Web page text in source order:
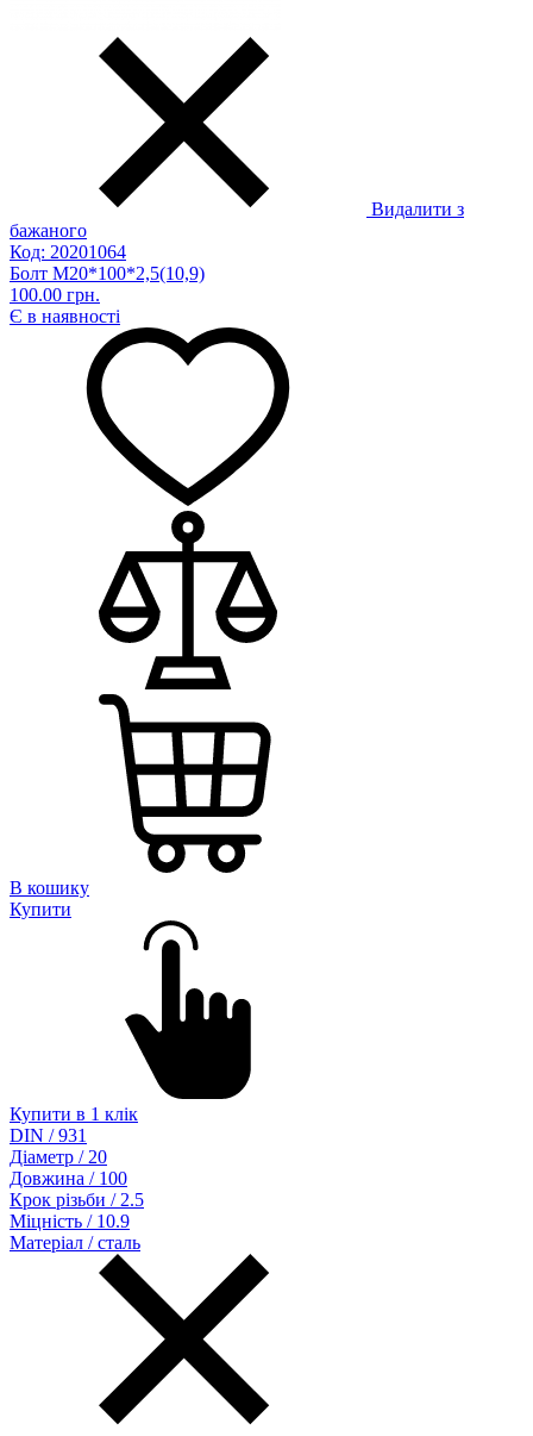
Видалити з
бажаного
Код: 20201064
Болт М20*100*2,5(10,9)
100.00 грн.
Є в наявності
В кошику
Купити
Купити в 1 клік
DIN / 931
Діаметр / 20
Довжина / 100
Крок різьби / 2.5
Міцність / 10.9
Матеріал / сталь